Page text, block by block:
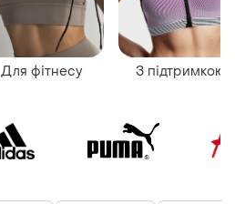
Для фітнесу З підтримкою